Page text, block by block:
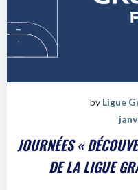
by Ligue
JOURNÉES «
DE LA LIGUE